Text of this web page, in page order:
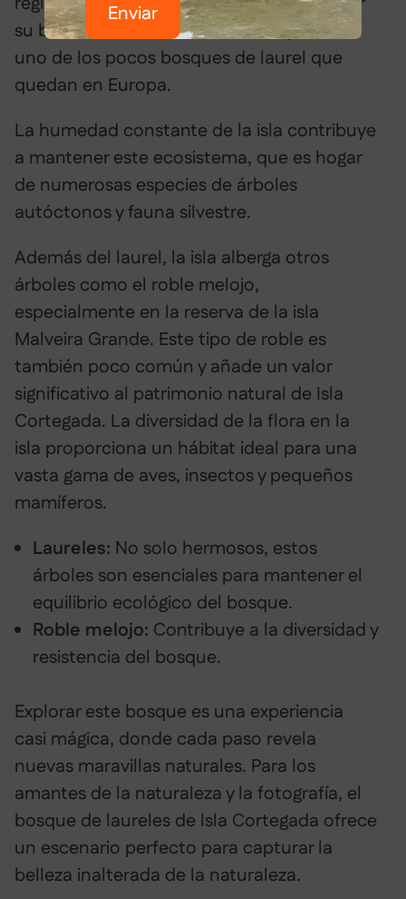
su belleza estética, sino también por ser
uno de los pocos bosques de laurel que
quedan en Europa.
La humedad constante de la isla contribuye
a mantener este ecosistema, que es hogar
de numerosas especies de árboles
autóctonos y fauna silvestre.
Además del laurel, la isla alberga otros
árboles como el roble melojo,
especialmente en la reserva de la isla
Malveira Grande. Este tipo de roble es
también poco común y añade un valor
significativo al patrimonio natural de Isla
Cortegada. La diversidad de la flora en la
isla proporciona un hábitat ideal para una
vasta gama de aves, insectos y pequeños
mamíferos.
Laureles: No solo hermosos, estos
árboles son esenciales para mantener el
equilibrio ecológico del bosque.
Roble melojo: Contribuye a la diversidad y
resistencia del bosque.
Explorar este bosque es una experiencia
casi mágica, donde cada paso revela
nuevas maravillas naturales. Para los
amantes de la naturaleza y la fotografía, el
bosque de laureles de Isla Cortegada ofrece
un escenario perfecto para capturar la
belleza inalterada de la naturaleza.
Enviar